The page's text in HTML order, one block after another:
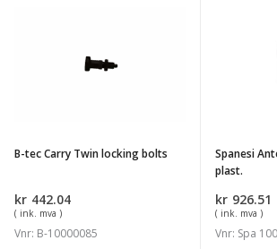
B-tec Carry Twin locking bolts
kr 442.04
( ink. mva )
Vnr: B-10000085
Spanesi
plast.
kr 926.51
( ink. mva )
Vnr: Spa